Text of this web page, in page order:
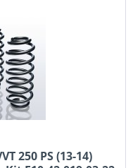
250 PS (13-14)